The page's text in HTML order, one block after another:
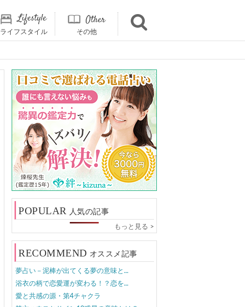
ライフスタイル その他
POPULAR 人気の記事
もっと見る >
RECOMMEND オススメ記事
夢占い－泥棒が出てくる夢の意味と...
浴衣の柄で恋愛運が変わる！？恋を...
愛と共感の源・第4チャクラ